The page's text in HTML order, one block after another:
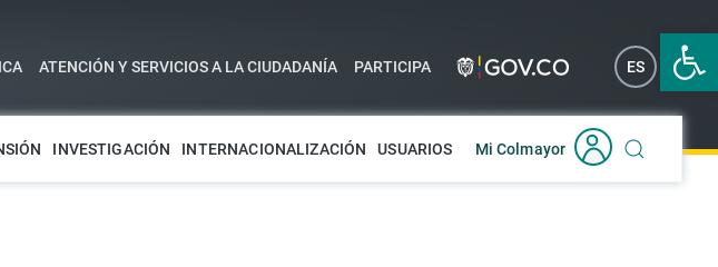
Abrir
ATENCIÓN Y SERVICIOS A LA CIUDADANÍA PARTICIPA ES EN
INVESTIGACIÓN INTERNACIONALIZACIÓN USUARIOS Mi Colmayor